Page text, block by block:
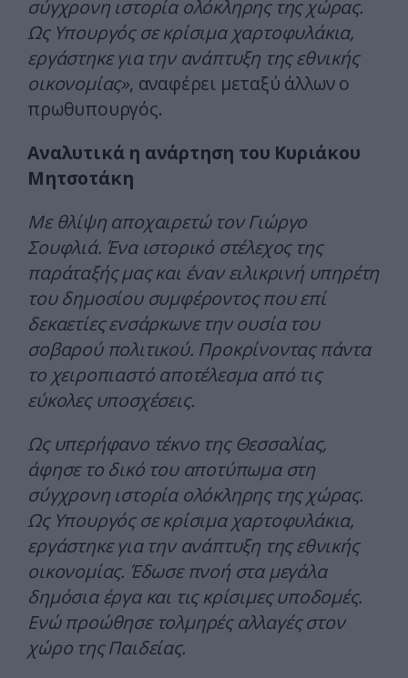
σύγχρονη ιστορία ολόκληρης της χώρας.
Ως Υπουργός σε κρίσιμα χαρτοφυλάκια,
εργάστηκε για την ανάπτυξη της εθνικής
οικονομίας», αναφέρει μεταξύ άλλων ο
πρωθυπουργός.
Αναλυτικά η ανάρτηση του Κυριάκου
Μητσοτάκη
Με θλίψη αποχαιρετώ τον Γιώργο
Σουφλιά. Ένα ιστορικό στέλεχος της
παράταξής μας και έναν ειλικρινή υπηρέτη
του δημοσίου συμφέροντος που επί
δεκαετίες ενσάρκωνε την ουσία του
σοβαρού πολιτικού. Προκρίνοντας πάντα
το χειροπιαστό αποτέλεσμα από τις
εύκολες υποσχέσεις.
Ως υπερήφανο τέκνο της Θεσσαλίας,
άφησε το δικό του αποτύπωμα στη
σύγχρονη ιστορία ολόκληρης της χώρας.
Ως Υπουργός σε κρίσιμα χαρτοφυλάκια,
εργάστηκε για την ανάπτυξη της εθνικής
οικονομίας. Έδωσε πνοή στα μεγάλα
δημόσια έργα και τις κρίσιμες υποδομές.
Ενώ προώθησε τολμηρές αλλαγές στον
χώρο της Παιδείας.